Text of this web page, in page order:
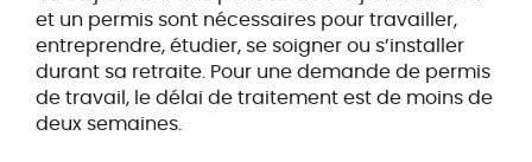
et un permis sont nécessaires pour travailler,
entreprendre, étudier, se soigner ou s’installer
durant sa retraite. Pour une demande de permis
de travail, le délai de traitement est de moins de
deux semaines.